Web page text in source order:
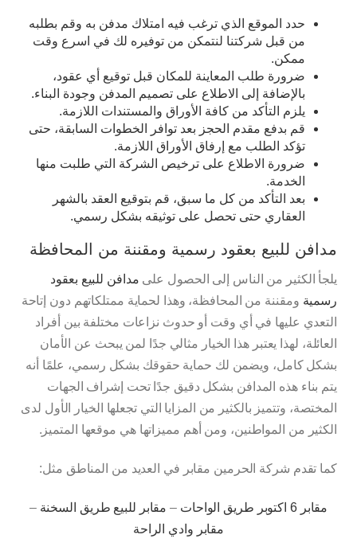
حدد الموقع الذي ترغب فيه امتلاك مدفن به وقم بطلبه
من قبل شركتنا لنتمكن من توفيره لك في اسرع وقت
ممكن.
ضرورة طلب المعاينة للمكان قبل توقيع أي عقود،
بالإضافة إلى الاطلاع على تصميم المدفن وجودة البناء.
يلزم التأكد من كافة الأوراق والمستندات اللازمة.
قم بدفع مقدم الحجز بعد توافر الخطوات السابقة، حتى
تؤكد الطلب مع إرفاق الأوراق اللازمة.
ضرورة الاطلاع على ترخيص الشركة التي طلبت منها
الخدمة.
بعد التأكد من كل ما سبق، قم بتوقيع العقد بالشهر
العقاري حتى تحصل على توثيقه بشكل رسمي.
مدافن للبيع بعقود رسمية ومقننة من المحافظة
يلجأ الكثير من الناس إلى الحصول على مدافن للبيع بعقود
رسمية ومقننة من المحافظة، وهذا لحماية ممتلكاتهم دون إتاحة
التعدي عليها في أي وقت أو حدوث نزاعات مختلفة بين أفراد
العائلة، لهذا يعتبر هذا الخيار مثالي جدًا لمن يبحث عن الأمان
بشكل كامل، ويضمن لك حماية حقوقك بشكل رسمي، علمًا أنه
يتم بناء هذه المدافن بشكل دقيق جدًا تحت إشراف الجهات
المختصة، وتتميز بالكثير من المزايا التي تجعلها الخيار الأول لدى
الكثير من المواطنين، ومن أهم مميزاتها هي موقعها المتميز.
كما تقدم شركة الحرمين مقابر في العديد من المناطق مثل:
مقابر 6 اكتوبر طريق الواحات – مقابر للبيع طريق السخنة –
مقابر وادي الراحة